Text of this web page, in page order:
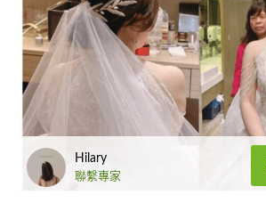
Hilary
聯繫專家